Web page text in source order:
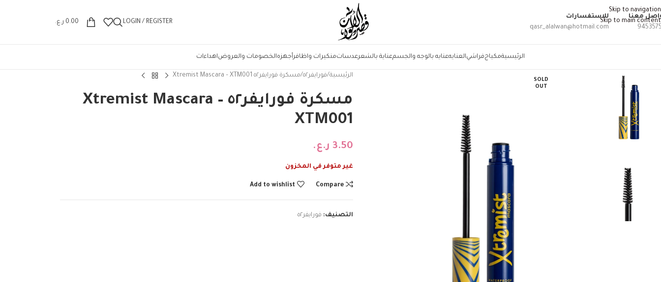
Skip to navigation
Skip to main content
معنا
للاستفسارات
qasr_alalwan@hotmail.com
LOGIN / REGISTER
0.00 ر.ع.
الرئيسيةمكياجفراشيالعنايهعنايه بالوجه والجسمعناية بالشعرعدساتمنكيرات واظافرأجهزهالخصومات والعروضاهداءات
SOLD
OUT
الرئيسية فورايفر٥٢ مسكرة فورايفر٥٢ Xtremist Mascara – XTM001
مسكرة فورايفر٥٢ Xtremist Mascara –
XTM001
3.50 ر.ع.
غير متوفر في المخزون
Compare
Add to wishlist
التصنيف: فورايفر٥٢